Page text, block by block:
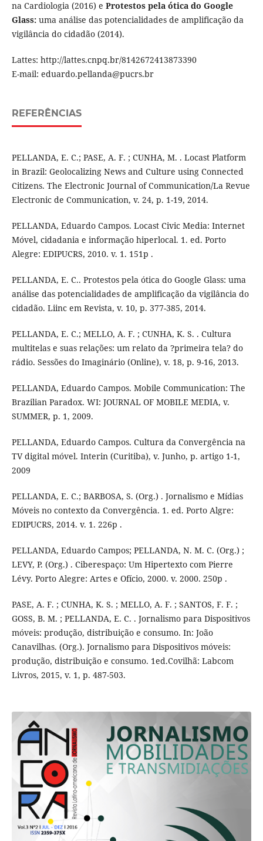
na Cardiologia (2016) e Protestos pela ótica do Google
Glass: uma análise das potencialidades de amplificação da
vigilância do cidadão (2014).
Lattes: http://lattes.cnpq.br/8142672413873390
E-mail: eduardo.pellanda@pucrs.br
REFERÊNCIAS
PELLANDA, E. C.; PASE, A. F. ; CUNHA, M. . Locast Platform
in Brazil: Geolocalizing News and Culture using Connected
Citizens. The Electronic Journal of Communication/La Revue
Electronic de Communication, v. 24, p. 1-19, 2014.
PELLANDA, Eduardo Campos. Locast Civic Media: Internet
Móvel, cidadania e informação hiperlocal. 1. ed. Porto
Alegre: EDIPUCRS, 2010. v. 1. 151p .
PELLANDA, E. C.. Protestos pela ótica do Google Glass: uma
análise das potencialidades de amplificação da vigilância do
cidadão. Liinc em Revista, v. 10, p. 377-385, 2014.
PELLANDA, E. C.; MELLO, A. F. ; CUNHA, K. S. . Cultura
multitelas e suas relações: um relato da ?primeira tela? do
rádio. Sessões do Imaginário (Online), v. 18, p. 9-16, 2013.
PELLANDA, Eduardo Campos. Mobile Communication: The
Brazilian Paradox. WI: JOURNAL OF MOBILE MEDIA, v.
SUMMER, p. 1, 2009.
PELLANDA, Eduardo Campos. Cultura da Convergência na
TV digital móvel. Interin (Curitiba), v. Junho, p. artigo 1-1,
2009
PELLANDA, E. C.; BARBOSA, S. (Org.) . Jornalismo e Mídias
Móveis no contexto da Convergência. 1. ed. Porto Algre:
EDIPUCRS, 2014. v. 1. 226p .
PELLANDA, Eduardo Campos; PELLANDA, N. M. C. (Org.) ;
LEVY, P. (Org.) . Ciberespaço: Um Hipertexto com Pierre
Lévy. Porto Alegre: Artes e Ofício, 2000. v. 2000. 250p .
PASE, A. F. ; CUNHA, K. S. ; MELLO, A. F. ; SANTOS, F. F. ;
GOSS, B. M. ; PELLANDA, E. C. . Jornalismo para Dispositivos
móveis: produção, distribuição e consumo. In: João
Canavilhas. (Org.). Jornalismo para Dispositivos móveis:
produção, distribuição e consumo. 1ed.Covilhã: Labcom
Livros, 2015, v. 1, p. 487-503.